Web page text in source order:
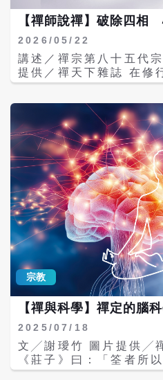
苦厄。」觀世音菩薩是
菩薩果位，祂是如何得
深般若波羅蜜多，照見
發現所有的五蘊（色受
而超越一切苦厄。 由此可知，人生的痛苦都是
「我」的存在；因為有
痛苦與病痛，如果「無
自由，觀世音菩薩就是
大自在。 佛教把整個宇宙分成十個法界，由上
往下依次是佛、菩薩、
阿修羅、畜生、餓鬼和
的「六道輪迴」。如果
是身在福報當中，反之
多，就表示內在的心靈
「人」以下的阿修羅界
獄界，這樣當然會遇到
難。 當心靈處在這種多災多難的環境之中，想
要求得什麼福報都是不
設法將心靈層次提升到
無有得失的境界，那麼自
常會看到社會上有很多
頻頻，這是因為他們的
界以下，如果能把心安
提升，得到平靜與安詳
方法就是禪定。 細胞再生的條件──身心清淨
【禪師說禪】破除四
2026/05/22
講述／禪宗第八十五代宗師
提供／禪天下雜誌 在修行過程中，難免會遇到
許多意識的障礙，因為
及很多的障礙。這些障
偏見，而偏見往往又是
「執著」是修行人最大的敵人。
最大的障礙就是自己，
去的，會想出一堆障礙
因此生起傲慢心、懷疑
子負面思想。 這種心理的障礙，嚴格來說，等
於是「地獄」。一位修
苦等等知識層面的困擾
我淨」的境界。 眾生心相 我執法執 釋迦牟
尼佛在菩提樹下證道時
皆有如來德性，不能成
執與法執」，而人之所
是受困於貪瞋癡慢疑三
以不得解脫。 《心經》上也說：「觀自在菩
薩，行深般若波羅蜜多
痛苦，心的一切感受，
著，也就是「我相」，
宗教
【禪與科學】禪定的腦
2025/07/18
文╱謝璦竹 圖片提供╱禪天下雜誌、覺妙道蓮
《莊子》曰：「筌者所
筌。」這是比喻悟道者